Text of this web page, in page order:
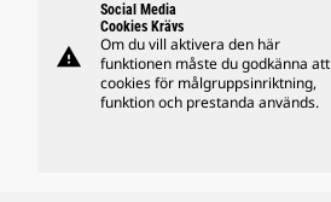
warning
Social Media
Cookies Krävs
Om du vill aktivera den här
funktionen måste du godkänna att
cookies för målgruppsinriktning,
funktion och prestanda används.